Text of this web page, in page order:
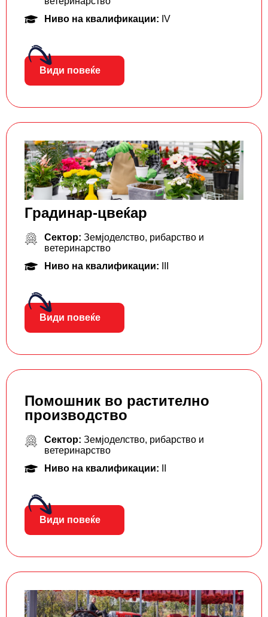
Ниво на квалификации: IV
Види повеќе
Градинар-цвеќар
Сектор: Земјоделство, рибарство и
ветеринарство
Ниво на квалификации:
Види повеќе
Помошник во растително
производство
Сектор: Земјоделство, рибарство и
ветеринарство
Ниво на квалификации:
Види повеќе